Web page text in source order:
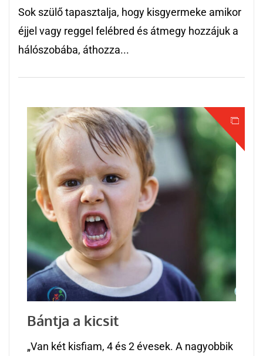
Sok szülő tapasztalja, hogy kisgyermeke amikor
éjjel vagy reggel felébred és átmegy hozzájuk a
hálószobába, áthozza...
Bántja a kicsit
„Van két kisfiam, 4 és 2 évesek. A nagyobbik